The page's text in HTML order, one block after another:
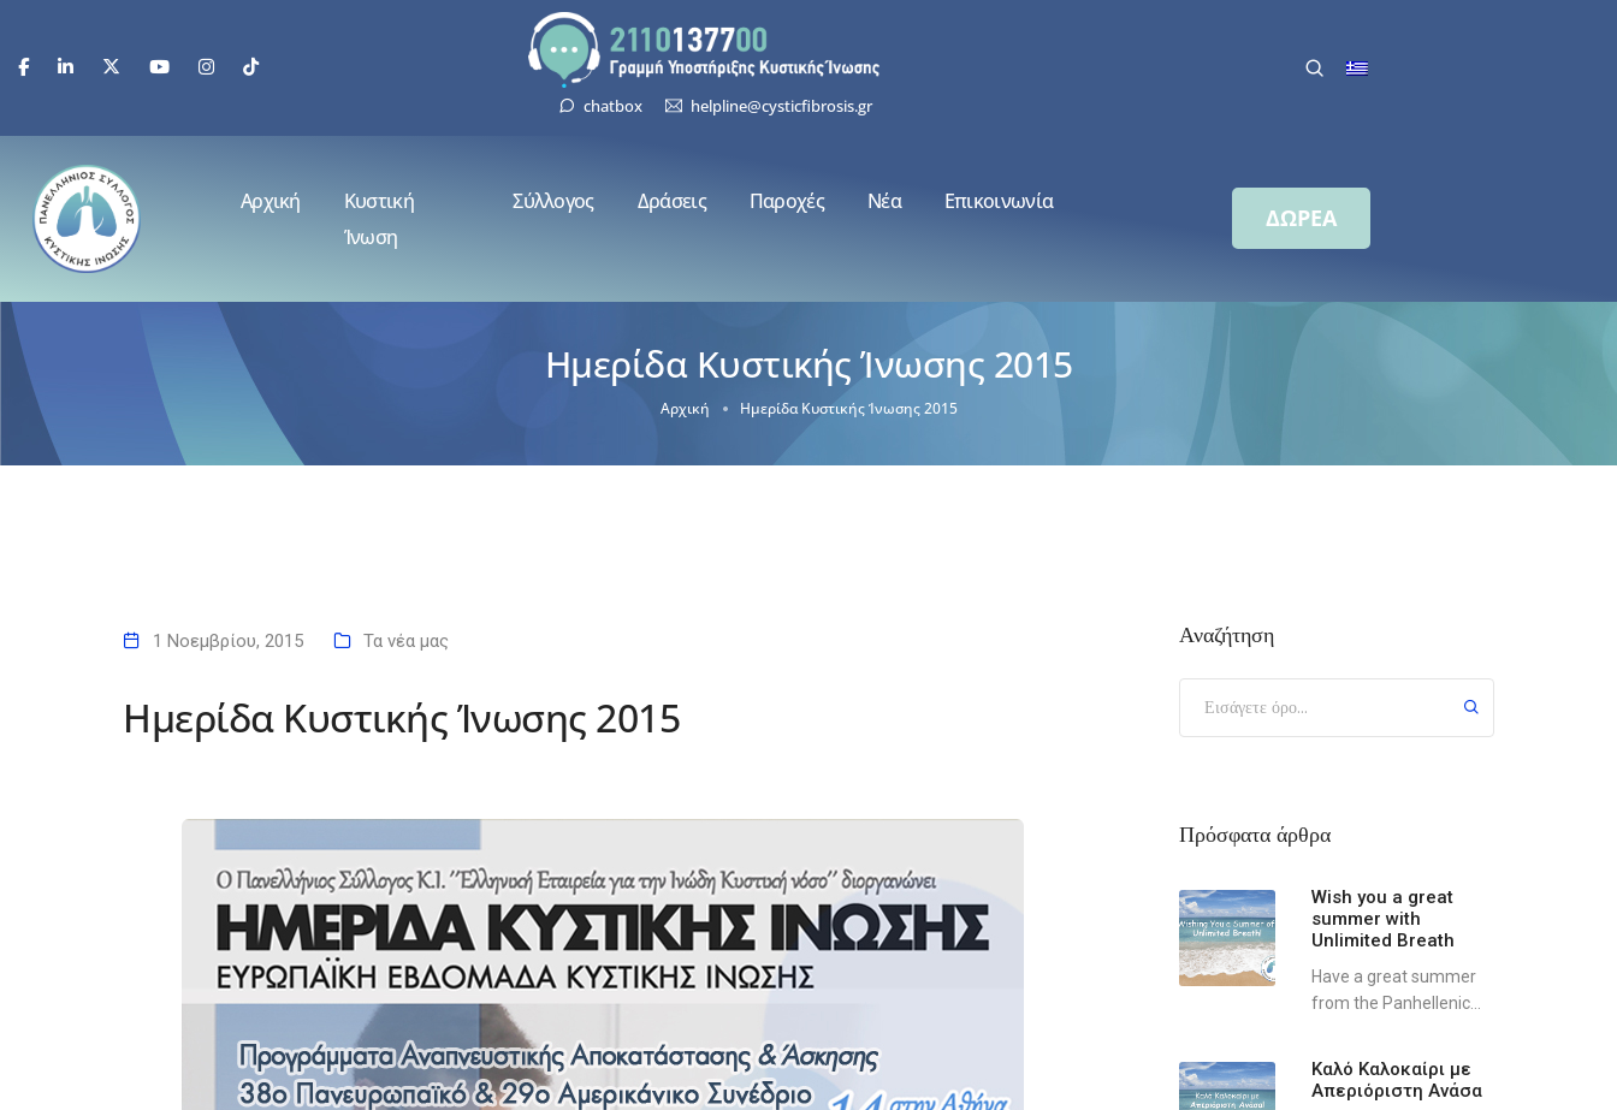
chatbox helpline@cysticfibrosis.gr
Αρχική
Κυστική
Ίνωση
Σύλλογος Δράσεις Παροχές Νέα Επικοινωνία
ΔΩΡΕΑ
Ημερίδα Κυστικής Ίνωσης 2015
Αρχική Ημερίδα Κυστικής Ίνωσης 2015
1 Νοεμβρίου, 2015 Τα νέα μας
Ημερίδα Κυστικής Ίνωσης 2015
Αναζήτηση
Πρόσφατα άρθρα
Wish you a great
summer with
Unlimited Breath
Have a great summer
from the Panhellenic...
Καλό Καλοκαίρι με
Απεριόριστη Ανάσα